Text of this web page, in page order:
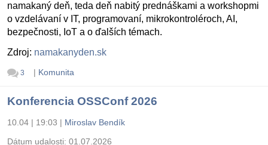
namakaný deň, teda deň nabitý prednáškami a workshopmi
o vzdelávaní v IT, programovaní, mikrokontroléroch, AI,
bezpečnosti, IoT a o ďalších témach.
Zdroj: namakanyden.sk
3 | Komunita
Konferencia OSSConf 2026
10.04 | 19:03 | Miroslav Bendík
Dátum udalosti: 01.07.2026